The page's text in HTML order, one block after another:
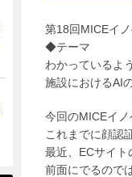
第18回MICEイ
◆テーマ
わかっているよ
施設におけるAI
今回のMICEイ
これまでに顔認
最近、ECサイ
前面にでるので